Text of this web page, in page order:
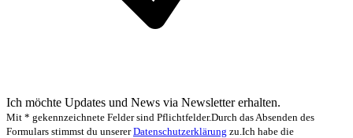
Ich möchte Updates und News via Newsletter erhalten.
Mit * gekennzeichnete Felder sind Pflichtfelder.Durch das Absenden des
Formulars stimmst du unserer Datenschutzerklärung zu. Ich habe die